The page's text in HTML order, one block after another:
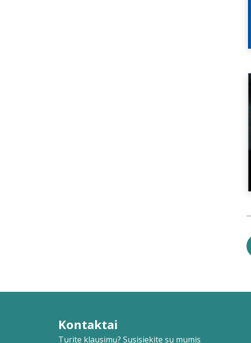
Kontaktai
Turite klausimų? Susisiekite su mumis